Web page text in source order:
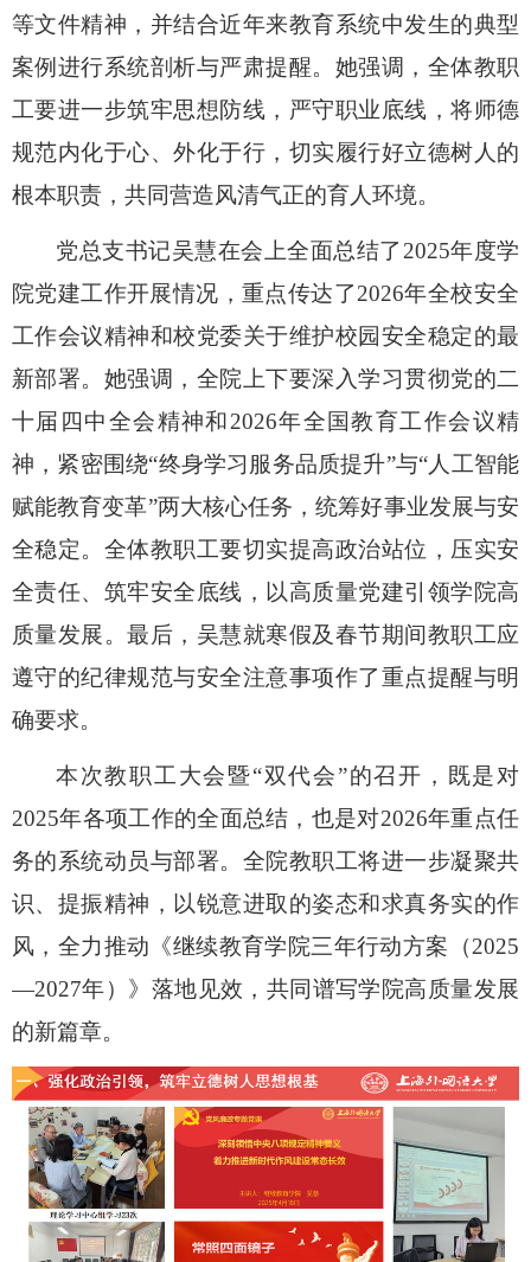
等文件精神， 并结合近年来教育系统中发生的典型
案例进行系统剖析与严肃提醒。她强调，全体教职
工要进一步筑牢思想防线，严守职业底线，将师德
规范内化于心、外化于行，切实履行好立德树人的
根本职责，共同营造风清气正的育人环境。
党总支书记吴慧在会上全面总结了 2025年度学
院党建工作开展情况 ，重点传达了2026年全校安全
工作会议精神和校党委关于维护校园安全稳定的最
新部署。她强调，全院上下要深入学习贯彻党的二
十届四中全会精神和2026年全国教育工作会议精
神，紧密围绕“终身学习服务品质提升”与“人工智能
赋能教育变革”两大核心任务，统筹好事业发展与安
全稳定。全体教职工要切实提高政治站位，压实安
全责任、筑牢安全底线，以高质量党建引领学院高
质量发展。最后，吴慧就寒假及春节期间教职工应
遵守的纪律规范与安全注意事项作了重点提醒与明
确要求。
本次教职工大会暨“双代会”的召开， 既是对
2025年各项工作的全面总结，也是对2026年重点任
务的系统动员与部署。 全院教职工将进一步凝聚共
识、提振精神，以锐意进取的姿态和求真务实的作
风，全力推动《继续教育学院三年行动方案（2025
—2027年）》落地见效，共同谱写学院高质量发展
的新篇章。